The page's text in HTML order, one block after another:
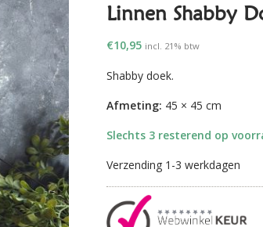
Linnen Shabby
€10,95 incl. 21% btw
Shabby doek.
Afmeting: 45 × 45 cm
Slechts 3 resterend op
Verzending 1-3 werkdagen